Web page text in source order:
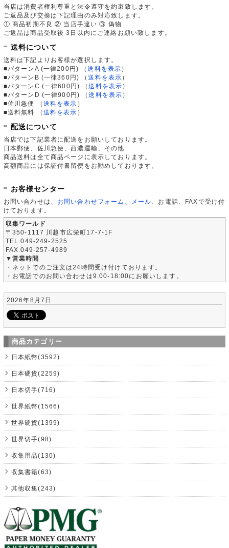
当店は消費者権利尊重と法令遵守を約束致します。
ご返品及び交換は下記理由のみ対応致します。
① 商品初期不良 ② 当店手違い ③ 偽物
ご返品は商品受取後 3日以内にご連絡お願い致します。
送料について
送料は下記よりお客様が選択します。
■パターンA (一律200円)
（送料を表示 ）
■パターンB (一律360円)
（送料を表示 ）
■パターンC (一律600円)
（送料を表示 ）
■パターンD (一律900円)
（送料を表示 ）
■佐川急便
（ 送料を表示 ）
■送料無料
（ 送料を表示 ）
配送について
当店では下記業者に配送をお願いしております。
日本郵便、佐川急便、西濃運輸、その他
商品送料は全て商品ページに表示しております。
高額商品には保証付書留便をお勧めしております。
お客様センター
お問い合わせは、 お問い合わせフォーム メール 、お電話、FAXで受け付
けております。
収集ワールド
〒350-1117 川越市広栄町17-7-1F
TEL 049-249-2525
FAX 049-257-4989
▼営業時間
・ネットでのご注文は24時間受け付けております。
・お電話でのお問い合わせは9:00-18:00にお願いします。
2026年8月7日
商品カテゴリー
日本紙幣(3592)
日本硬貨(2259)
日本切手(716)
世界紙幣(1566)
世界硬貨(1399)
世界切手(98)
収集用品(130)
収集書籍(63)
其他収集(243)